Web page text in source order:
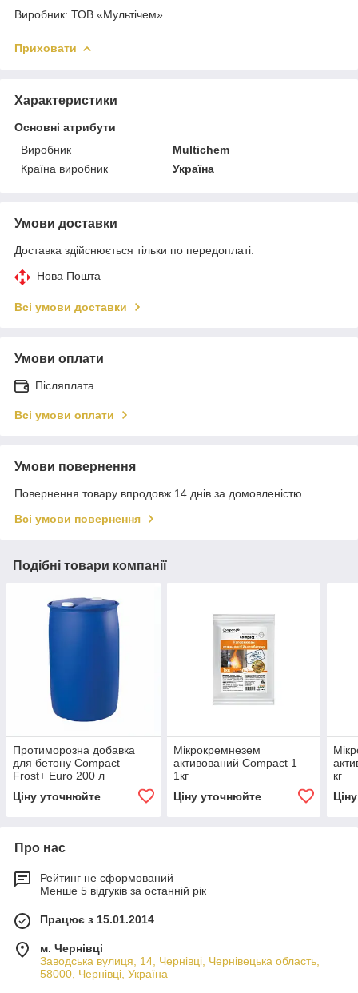
Виробник: ТОВ «Мультічем»
Приховати
Характеристики
Основні атрибути
Виробник
Multichem
Країна виробник
Україна
Умови доставки
Доставка здійснюється тільки по передоплаті.
Нова Пошта
Всі умови доставки
Умови оплати
Післяплата
Всі умови оплати
Умови повернення
Повернення товару впродовж 14 днів за домовленістю
Всі умови повернення
Подібні товари компанії
Протиморозна добавка
для бетону Compact
Frost+ Euro 200 л
Ціну уточнюйте
Мікрокремнезем
активований Compact 1
1кг
Ціну уточнюйте
кг
Про нас
Рейтинг не сформований
Менше 5 відгуків за останній рік
Працює з 15.01.2014
м. Чернівці
Заводська вулиця, 14, Чернівці, Чернівецька область,
58000, Чернівці, Україна